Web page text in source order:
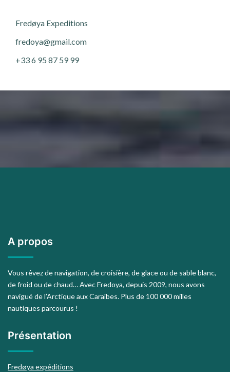
Fredøya Expeditions
fredoya@gmail.com
+33 6 95 87 59 99
A propos
Vous rêvez de navigation, de croisière, de glace ou de sable blanc,
de froid ou de chaud… Avec Fredoya, depuis 2009, nous avons
navigué de l’Arctique aux Caraïbes. Plus de 100 000 milles
nautiques parcourus !
Présentation
Fredøya expéditions